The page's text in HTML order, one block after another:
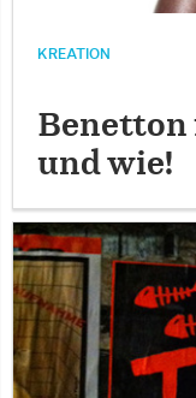
KREATION
Benetton
und wie!